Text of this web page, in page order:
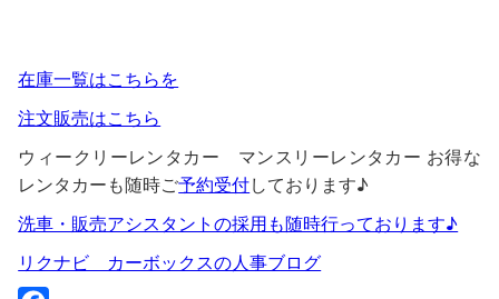
在庫一覧はこちらを
注文販売はこちら
ウィークリーレンタカー マンスリーレンタカー お得な
レンタカーも随時ご予約受付しております♪
洗車・販売アシスタントの採用も随時行っております♪
リクナビ カーボックスの人事ブログ